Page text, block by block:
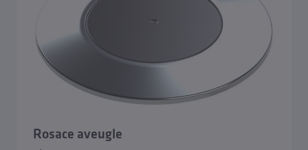
Rosace aveugle